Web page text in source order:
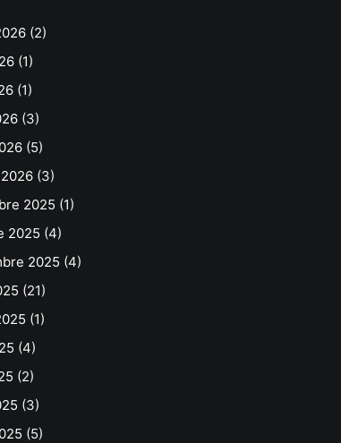
(2)
(1)
(1)
(3)
(5)
(3)
2025 (1)
2025 (4)
2025 (4)
(21)
(1)
(4)
(2)
(3)
(5)